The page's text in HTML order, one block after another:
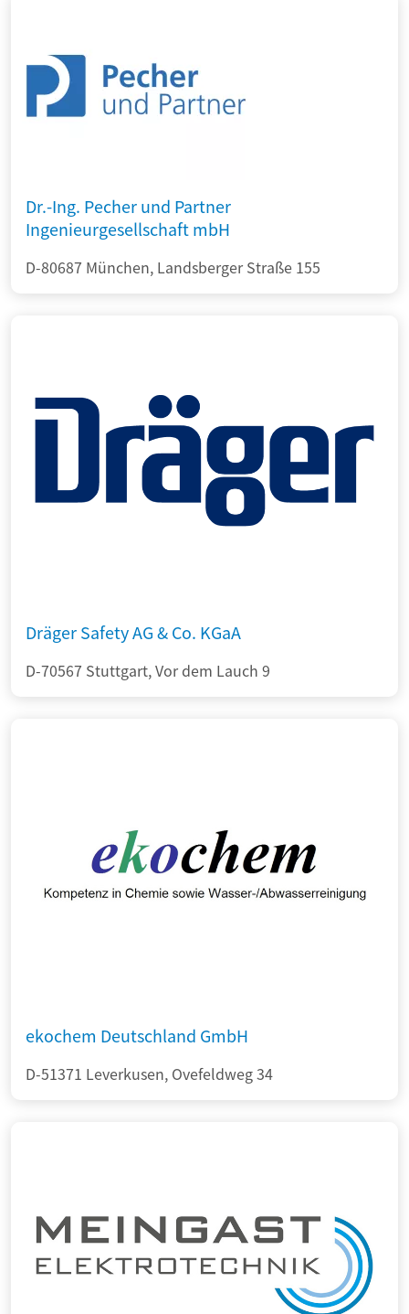
Dr.-Ing. Pecher und Partner
Ingenieurgesellschaft mbH
D-80687 München, Landsberger Straße 155
Dräger Safety AG & Co. KGaA
D-70567 Stuttgart, Vor dem Lauch 9
ekochem Deutschland GmbH
D-51371 Leverkusen, Ovefeldweg 34